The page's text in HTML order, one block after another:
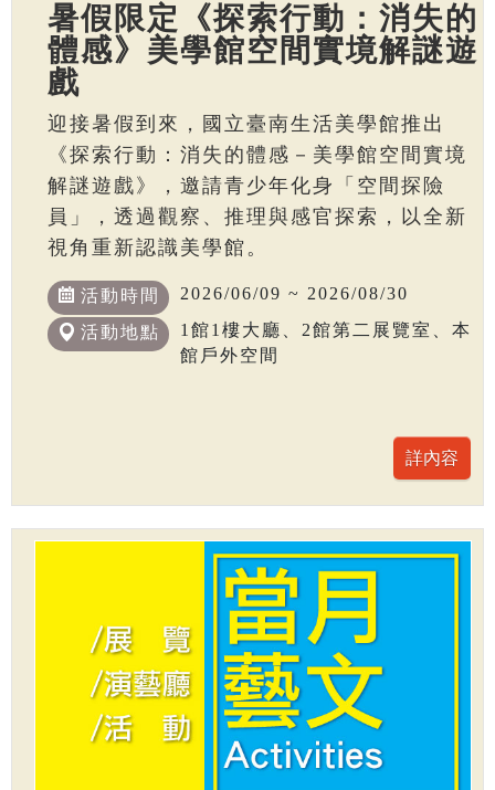
暑假限定《探索行動：消失的
體感》美學館空間實境解謎遊
戲
迎接暑假到來，國立臺南生活美學館推出
《探索行動：消失的體感－美學館空間實境
解謎遊戲》，邀請青少年化身「空間探險
員」，透過觀察、推理與感官探索，以全新
視角重新認識美學館。
活動時間 2026/06/09 ~ 2026/08/30
活動地點
1館1樓大廳、2館第二展覽室、本
館戶外空間